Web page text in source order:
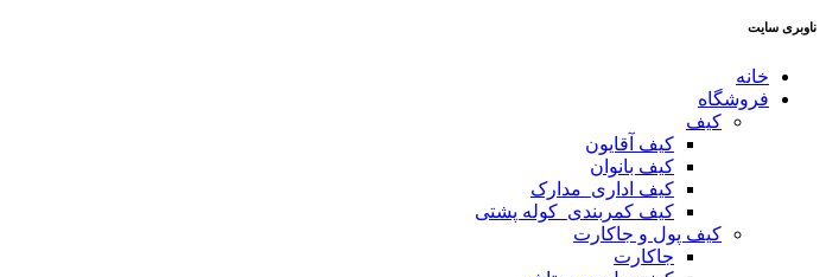
ناوبری سایت
خانه
فروشگاه
کیف
کیف آقایون
کیف بانوان
کیف اداری_مدارک
کیف کمربندی_کوله پشتی
کیف پول و جاکارت
جاکارت